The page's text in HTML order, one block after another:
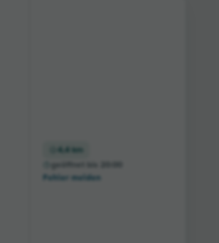
4,4 km
geöffnet bis 20:00
Fehler melden